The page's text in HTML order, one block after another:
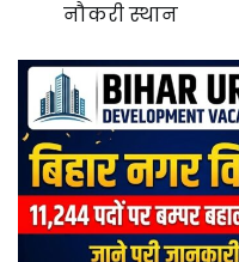
नौकरी स्थान